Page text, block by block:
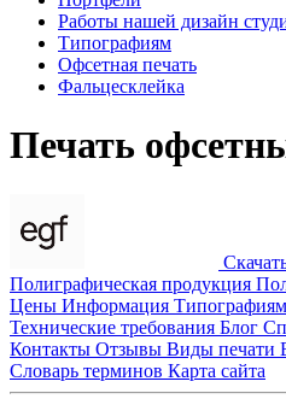
Работы нашей дизайн
Типографиям
Офсетная печать
Фальцесклейка
Печать
Полиграфическая продукция
Цены Информация Типографиям
Технические требования Блог
Контакты Отзывы Виды печати
Словарь терминов Карта сайта